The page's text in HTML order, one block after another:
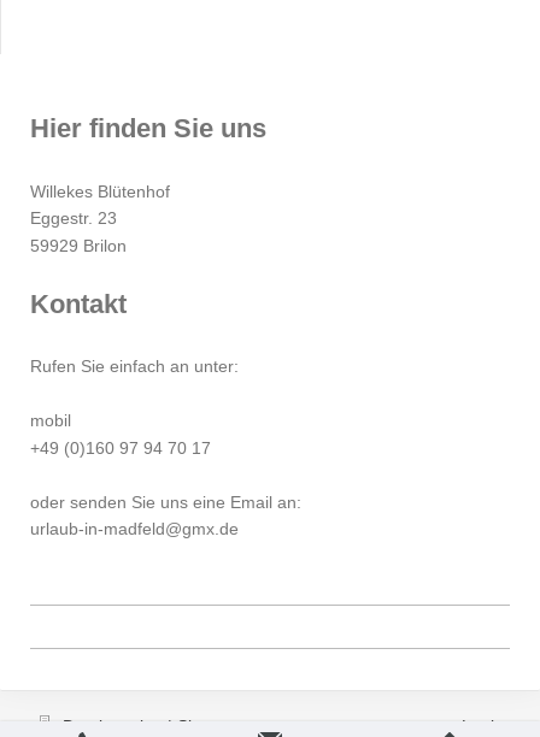
Hier finden Sie uns
Willekes Blütenhof
Eggestr. 23
59929 Brilon
Kontakt
Rufen Sie einfach an unter:
mobil
+49 (0)160 97 94 70 17
oder senden Sie uns eine Email an:
urlaub-in-madfeld@gmx.de
Druckversion | Sitemap Login